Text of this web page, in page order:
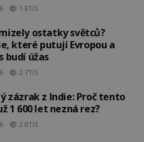
1.8TIS
ostatky světců?
které putují Evropou a
budí úžas
2.7TIS
zázrak z Indie: Proč tento
1 600 let nezná rez?
2.8TIS